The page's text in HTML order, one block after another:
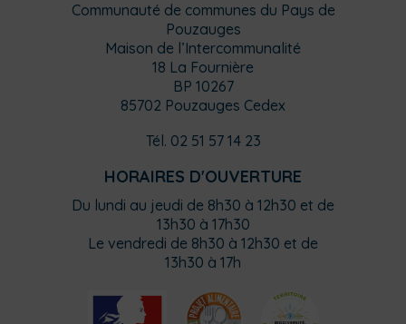
Communauté de communes du Pays de
Pouzauges
Maison de l’Intercommunalité
18 La Fournière
BP 10267
85702 Pouzauges Cedex
Tél. 02 51 57 14 23
HORAIRES D'OUVERTURE
Du lundi au jeudi de 8h30 à 12h30 et de
13h30 à 17h30
Le vendredi de 8h30 à 12h30 et de
13h30 à 17h